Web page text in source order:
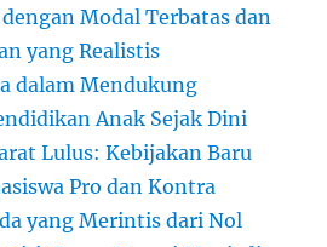
Modal Terbatas dan
yang Realistis
dalam Mendukung
Anak Sejak Dini
Lulus: Kebijakan Baru
Pro dan Kontra
yang Merintis dari Nol